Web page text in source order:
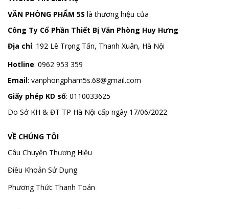
VĂN PHÒNG PHẨM 5S là thương hiệu của
Công Ty Cổ Phần Thiết Bị Văn Phòng Huy Hưng
Địa chỉ: 192 Lê Trọng Tấn, Thanh Xuân, Hà Nội
Hotline: 0962 953 359
Email: vanphongpham5s.68@gmail.com
Giấy phép KD số: 0110033625
Do Sở KH & ĐT TP Hà Nội cấp ngày 17/06/2022
VỀ CHÚNG TÔI
Câu Chuyện Thương Hiệu
Điều Khoản Sử Dụng
Phương Thức Thanh Toán